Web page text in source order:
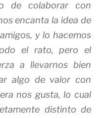
de colaborar con
encanta la idea de
y lo hacemos
el rato, pero el
a llevarnos bien
algo de valor con
nos gusta, lo cual
distinto de